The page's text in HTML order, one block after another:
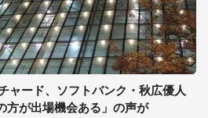
ャード、ソフトバンク・秋広優人
方が出場機会ある」の声が